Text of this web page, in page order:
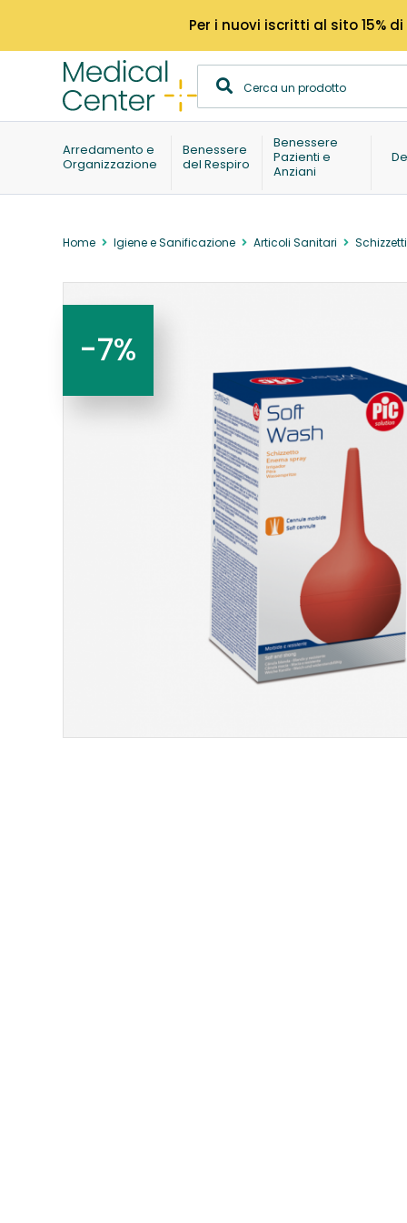
Per i nuovi iscritti al sito 15%
Arredamento e
Organizzazione
Benessere
del Respiro
Benessere
Pazienti e
Anziani
Home Igiene e Sanificazione Articoli Sanitari Schizzetti
-7%